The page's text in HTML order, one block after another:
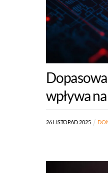
wpływa
26 LISTOPAD 2025